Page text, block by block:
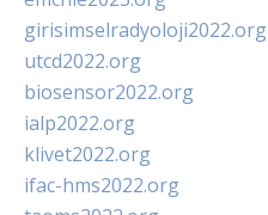
girisimselradyoloji2022.org
utcd2022.org
biosensor2022.org
ialp2022.org
klivet2022.org
ifac-hms2022.org